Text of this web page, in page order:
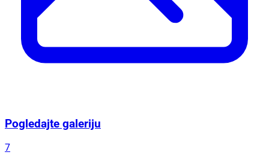
Pogledajte galeriju
7